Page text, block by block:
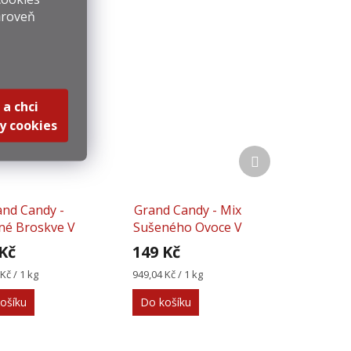
chci
cookies
Candy -
Broskve V
S
230g
/ 1 kg
Grand Candy - Mix
Sušeného Ovoce V
Čokoládě S Ořechy
157g
149 Kč
Měrná
cena:
949,04 Kč / 1 kg
Do košíku
Další
produkt